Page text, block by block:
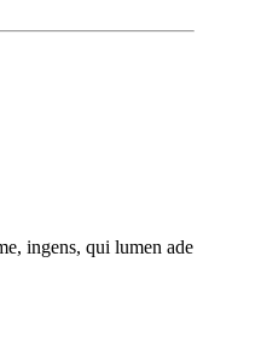
ingens, qui lumen ade